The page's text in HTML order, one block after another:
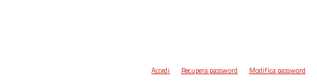
Accedi Recupera password Modifica password